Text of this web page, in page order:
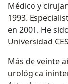
Médico y
1993.
en 2001. He
Universidad
Más de veinte
urológica